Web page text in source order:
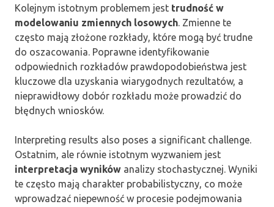
Kolejnym istotnym problemem jest trudność w
modelowaniu zmiennych losowych. Zmienne te
często mają złożone rozkłady, które mogą być trudne
do oszacowania. Poprawne identyfikowanie
odpowiednich rozkładów prawdopodobieństwa jest
kluczowe dla uzyskania wiarygodnych rezultatów, a
nieprawidłowy dobór rozkładu może prowadzić do
błędnych wniosków.
Interpreting results also poses a significant challenge.
Ostatnim, ale równie istotnym wyzwaniem jest
interpretacja wyników analizy stochastycznej. Wyniki
te często mają charakter probabilistyczny, co może
wprowadzać niepewność w procesie podejmowania